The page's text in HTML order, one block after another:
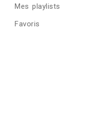
Mes playlists
Favoris